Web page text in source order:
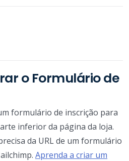
o Formulário de
formulário de inscrição para
inferior da página da loja.
da URL de um formulário
Aprenda a criar um